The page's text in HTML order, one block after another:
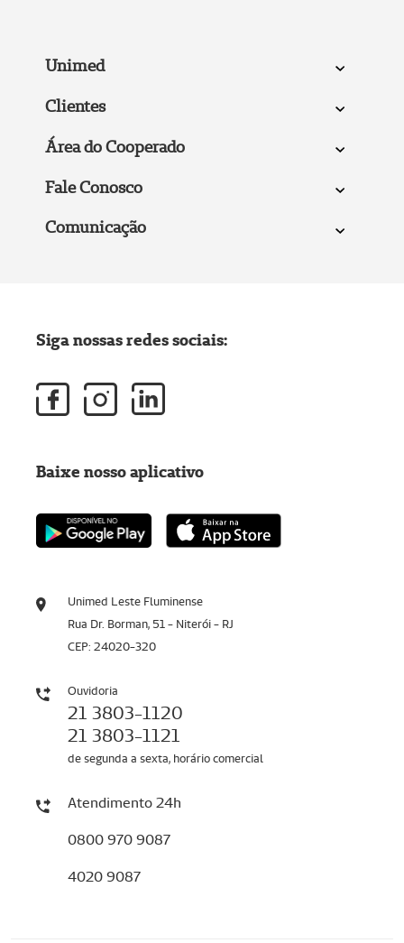
Unimed
Clientes
Área do Cooperado
Fale Conosco
Comunicação
Unimed Leste Fluminense
Rua Dr. Borman, 51 - Niterói - RJ
CEP: 24020-320
Ouvidoria
21 3803-1120
21 3803-1121
de segunda a sexta, horário comercial
Atendimento 24h
0800 970 9087
4020 9087
Siga nossas redes sociais:
Baixe nosso aplicativo